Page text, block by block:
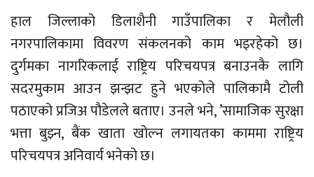
हाल जिल्लाको डिलाशैनी गाउँपालिका र मेलौली
नगरपालिकामा विवरण संकलनको काम भइरहेको छ।
दुर्गमका नागरिकलाई राष्ट्रिय परिचयपत्र बनाउनकै लागि
सदरमुकाम आउन झन्झट हुने भएकोले पालिकामै टोली
पठाएको प्रजिअ पौडेलले बताए। उनले भने, ’सामाजिक सुरक्षा
भत्ता बुझ्न, बैंक खाता खोल्न लगायतका काममा राष्ट्रिय
परिचयपत्र अनिवार्य भनेको छ।